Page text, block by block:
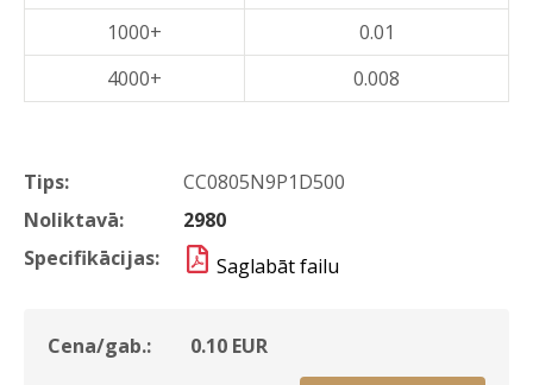
Tips:
CC0805N9P1D500
Noliktavā:
2980
Specifikācijas:
Saglabāt failu
Cena/gab.: 0.10 EUR
1000+
0.01
4000+
0.008